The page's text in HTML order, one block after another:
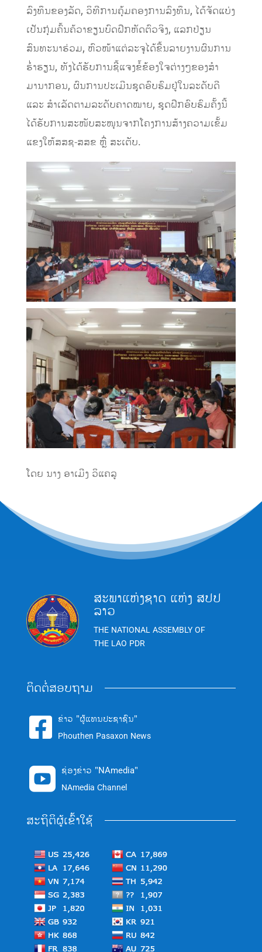
ລົງທຶນຂອງລັດ, ວິທີການຄຸ້ມຄອງການລົງທຶນ, ໄດ້ຈັດແບ່ງ
ເປັນກຸ່ມຄົ້ນຄ້ວາຂຽນບົດຝືກຫັດຕົວຈິງ, ແລກປ່ຽນ
ສົນທະນາຮ່ວມ, ຫົວໜ້າແຕ່ລະຈຸໄດ້ຂື້ນລາຍງານຜົນການ
ຮໍ່າຮຽນ, ທັງໄດ້ຮັບການຊີ້ແຈງຂໍ້ຂ້ອງໃຈຕ່າງໆຂອງສໍາ
ມານາກອນ, ຜົນການປະເມີນຊຸດອົບຮົມຢູ່ໃນລະດັບດີ
ແລະ ສໍາເລັດຕາມລະດັບຄາດໝາຍ, ຊຸດຝືກອົບຮົມຄັ້ງນີ້
ໄດ້ຮັບການສະໜັບສະໜຸນຈາກໂຄງການສ້າງຄວາມເຂັ້ມ
ແຂງໃຫ້ສສຊ-ສສຂ ຫຼື່ ສະເຕັບ.
ໂດຍ ນາງ ອາເມີງ ວິແຄລູ
ສະພາແຫ່ງຊາດ ແຫ່ງ ສປປ
ລາວ
THE NATIONAL ASSEMBLY OF
THE LAO PDR
ຕິດຕໍ່ສອບຖາມ
 ຂ່າວ "ຜູ້ແທນປະຊາຊົນ"
Phouthen Pasaxon News
 ຊ່ອງຂ່າວ "NAmedia"
NAmedia Channel
ສະຖິຕິຜູ້ເຂົ້າໃຊ້